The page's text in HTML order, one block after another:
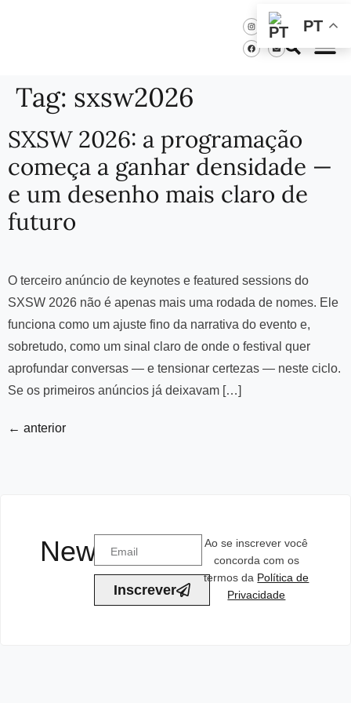
Tag: sxsw2026
SXSW 2026: a programação
começa a ganhar densidade —
e um desenho mais claro de
futuro
O terceiro anúncio de keynotes e featured sessions do
SXSW 2026 não é apenas mais uma rodada de nomes. Ele
funciona como um ajuste fino da narrativa do evento e,
sobretudo, como um sinal claro de onde o festival quer
aprofundar conversas — e tensionar certezas — neste ciclo.
Se os primeiros anúncios já deixavam […]
← anterior
Newsletter
Inscrever
Ao se inscrever você
concorda com os
termos da Política de
Privacidade
PT